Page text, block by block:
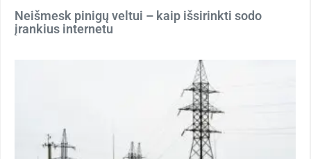
Neišmesk pinigų veltui – kaip išsirinkti sodo
įrankius internetu